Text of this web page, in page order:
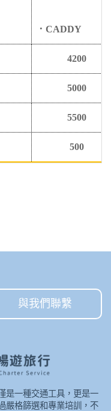
．CADDY
4200
5000
5500
500
與我們聯繫
是一種交通工具，更是一
嚴格篩選和專業培訓，不